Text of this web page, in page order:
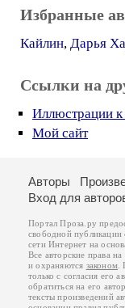
Избранные
Кайлин, Дарья
Ссылки на
Иллюстрации
Мой сайт
Авторы
Вход для
Портал Проза.ру
свободной публикации
сети Интернет на
Все авторские права
и охраняются законом
только с согласия его
обратиться на его
тексты произведений